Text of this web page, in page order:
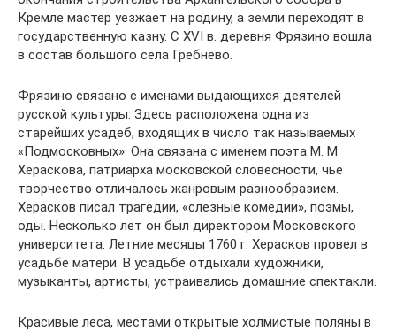
Кремле мастер уезжает на родину, а земли переходят в
государственную казну. С XVI в. деревня Фрязино вошла
в состав большого села Гребнево.
Фрязино связано с именами выдающихся деятелей
русской культуры. Здесь расположена одна из
старейших усадеб, входящих в число так называемых
«Подмосковных». Она связана с именем поэта М. М.
Хераскова, патриарха московской словесности, чье
творчество отличалось жанровым разнообразием.
Херасков писал трагедии, «слезные комедии», поэмы,
оды. Несколько лет он был директором Московского
университета. Летние месяцы 1760 г. Херасков провел в
усадьбе матери. В усадьбе отдыхали художники,
музыканты, артисты, устраивались домашние спектакли.
Красивые леса, местами открытые холмистые поляны в